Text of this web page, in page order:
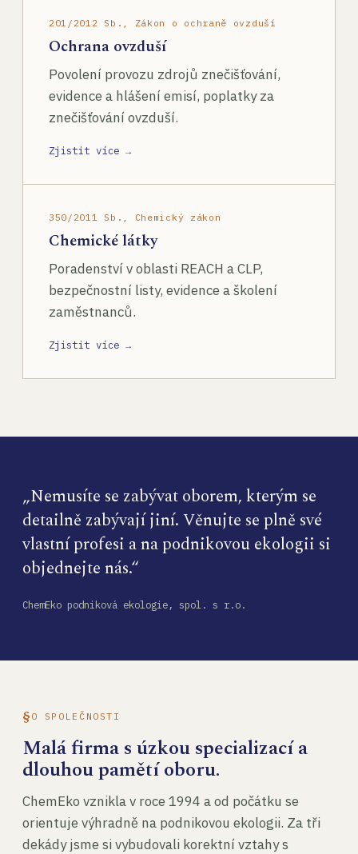
201/2012 Sb., Zákon o ochraně ovzduší
Ochrana ovzduší
Povolení provozu zdrojů znečišťování,
evidence a hlášení emisí, poplatky za
znečišťování ovzduší.
Zjistit více →
350/2011 Sb., Chemický zákon
Chemické látky
Poradenství v oblasti REACH a CLP,
bezpečnostní listy, evidence a školení
zaměstnanců.
Zjistit více →
„Nemusíte se zabývat oborem, kterým se
detailně zabývají jiní. Věnujte se plně své
vlastní profesi a na podnikovou ekologii si
objednejte nás.“
ChemEko podniková ekologie, spol. s r.o.
O SPOLEČNOSTI
Malá firma s úzkou specializací a
dlouhou pamětí oboru.
ChemEko vznikla v roce 1994 a od počátku se
orientuje výhradně na podnikovou ekologii. Za tři
dekády jsme si vybudovali korektní vztahy s